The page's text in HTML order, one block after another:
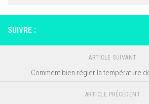
SUIVRE :
ARTICLE SUIVANT
Comment bien régler la température
ARTICLE PRÉCÉDENT